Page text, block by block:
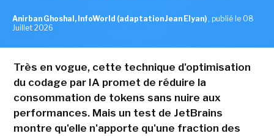
Anirban Ghoshal, InfoWorld (adaptation Jean Elyan) , publié le 08
Juillet 2026
Très en vogue, cette technique d'optimisation
du codage par IA promet de réduire la
consommation de tokens sans nuire aux
performances. Mais un test de JetBrains
montre qu'elle n'apporte qu'une fraction des